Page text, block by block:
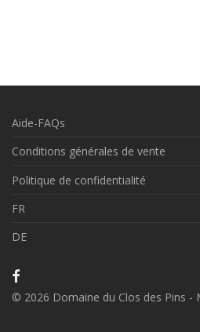
Aide-FAQs
Conditions générales de vente
Politique de confidentialité
FR
DE
© 2026 Domaine du Clos des Pins -